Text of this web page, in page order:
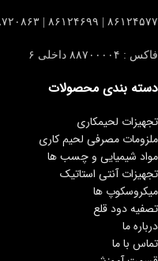
۸۶۱۲۴۵۷۷ | ۸۶۱۲۴۶۹۹ | ۸۸۷۲۰۸۶۳ |۸۸۷۰۰۰۰۴
فاکس : ۸۸۷۰۰۰۰۴ داخلی ۶
دسته بندی محصولات
تجهیزات لحیمکاری
ملزومات مصرفی لحیم کاری
مواد شیمیایی و چسب ها
تجهیزات آنتی استاتیک
میکروسکوپ ها
تصفیه دود قلع
درباره ما
تماس با ما